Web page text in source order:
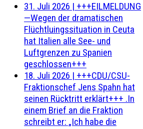
31. Juli 2026 | +++EILMELDUNG
—Wegen der dramatischen
Flüchtluingssituation in Ceuta
hat Italien alle See- und
Luftgrenzen zu Spanien
geschlossen+++
18. Juli 2026 | +++CDU/CSU-
Fraktionschef Jens Spahn hat
seinen Rücktritt erklärt+++ .In
einem Brief an die Fraktion
schreibt er: „Ich habe die